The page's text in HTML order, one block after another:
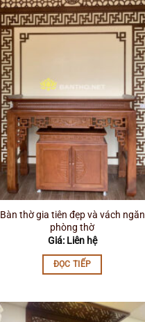
Bàn thờ gia tiên đẹp và vách ngăn
phòng thờ
Giá: Liên hệ
ĐỌC TIẾP